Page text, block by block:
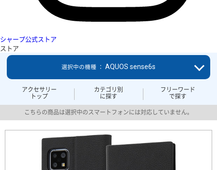
シャープ公式ストア
ストア
アクセサリー
トップ
カテゴリ別
に探す
フリーワード
で探す
選択中の機種 ： AQUOS sense6s
こちらの商品は選択中のスマートフォンには対応していません。